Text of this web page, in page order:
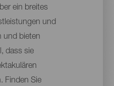
ein breites
und
und bieten
dass sie
Finden Sie